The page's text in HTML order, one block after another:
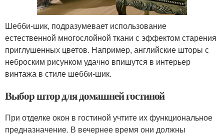
Шебби-шик, подразумевает использование
естественной многослойной ткани с эффектом старения
приглушенных цветов. Например, английские шторы с
неброским рисунком удачно впишутся в интерьер
винтажа в стиле шебби-шик.
Выбор штор для домашней гостиной
При отделке окон в гостиной учтите их функциональное
предназначение. В вечернее время они должны